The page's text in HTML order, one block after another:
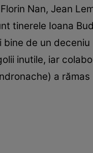
Nan, Jean
tinerele Ioana
bine de un
inutile, iar
a